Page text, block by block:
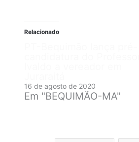
Relacionado
16 de agosto de 2020
Em "BEQUIMÃO-MA"